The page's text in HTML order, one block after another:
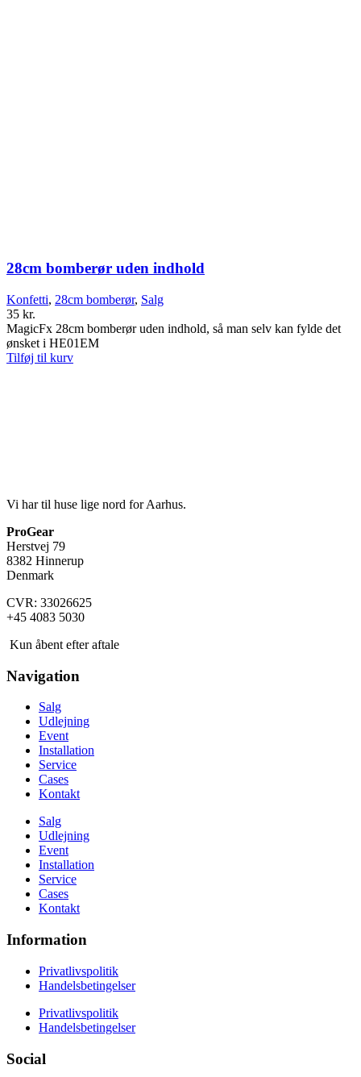
28cm bomberør uden indhold
Konfetti, 28cm bomberør, Salg
35 kr.
MagicFx 28cm bomberør uden indhold, så man selv kan fylde det
ønsket i HE01EM
Tilføj til kurv
Vi har til huse lige nord for Aarhus.
ProGear
Herstvej 79
8382 Hinnerup
Denmark
CVR: 33026625
+45 4083 5030
Kun åbent efter aftale
Navigation
Salg
Udlejning
Event
Installation
Service
Cases
Kontakt
Salg
Udlejning
Event
Installation
Service
Cases
Kontakt
Information
Privatlivspolitik
Handelsbetingelser
Privatlivspolitik
Handelsbetingelser
Social